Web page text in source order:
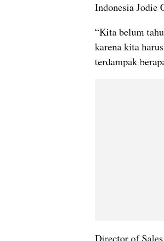
Indonesia Jodie
“Kita belum
karena kita
terdampak